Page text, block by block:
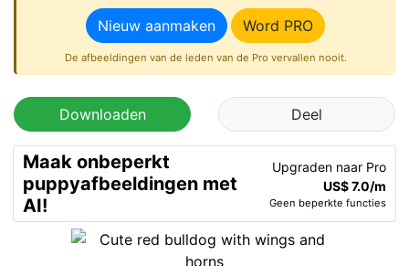
Nieuw aanmaken Word PRO
De afbeeldingen van de leden van de Pro vervallen nooit.
Downloaden Deel
Maak onbeperkt
puppyafbeeldingen met
AI!
Upgraden naar Pro
US$ 7.0/m
Geen beperkte functies